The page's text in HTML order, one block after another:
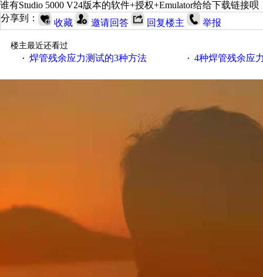
谁有Studio 5000 V24版本的软件+授权+Emulator给给下载链接
分享到：
收藏 邀请回答 回复楼主 举报
楼主最近还看过
· 焊管残余应力测试的3种方法 · 4种焊管残余应